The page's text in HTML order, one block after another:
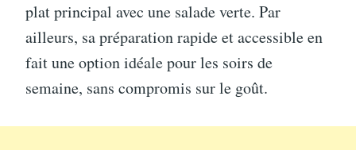
plat principal avec une salade verte. Par
ailleurs, sa préparation rapide et accessible en
fait une option idéale pour les soirs de
semaine, sans compromis sur le goût.